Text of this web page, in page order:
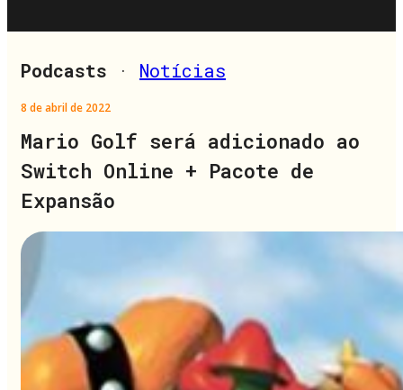
Podcasts · Notícias
8 de abril de 2022
Mario Golf será adicionado ao
Switch Online + Pacote de
Expansão